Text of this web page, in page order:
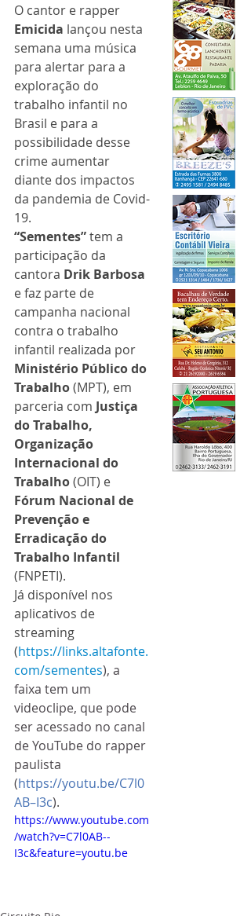
O cantor e rapper
Emicida lançou nesta
semana uma música
para alertar para a
exploração do
trabalho infantil no
Brasil e para a
possibilidade desse
crime aumentar
diante dos impactos
da pandemia de Covid-
19.
“Sementes” tem a
participação da
cantora Drik Barbosa
e faz parte de
campanha nacional
contra o trabalho
infantil realizada por
Ministério Público do
Trabalho (MPT), em
parceria com Justiça
do Trabalho,
Organização
Internacional do
Trabalho (OIT) e
Fórum Nacional de
Prevenção e
Erradicação do
Trabalho Infantil
(FNPETI).
Já disponível nos
aplicativos de
streaming
(https://links.altafonte.
com/sementes), a
faixa tem um
videoclipe, que pode
ser acessado no canal
de YouTube do rapper
paulista
(https://youtu.be/C7l0
AB–I3c).
https://www.youtube.com
/watch?v=C7l0AB--
I3c&feature=youtu.be